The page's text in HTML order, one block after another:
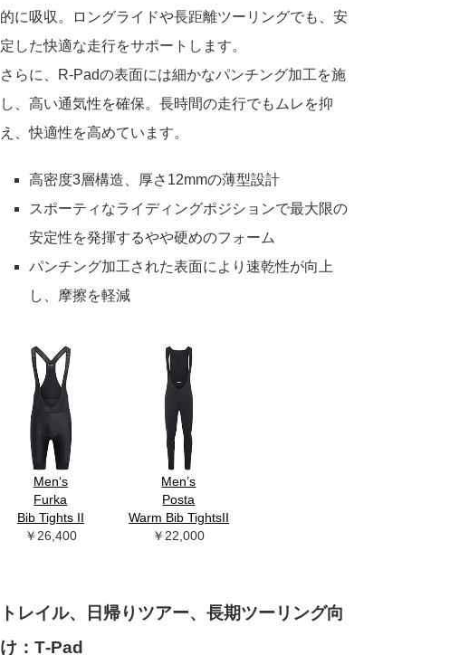
的に吸収。ロングライドや長距離ツーリングでも、安
定した快適な走行をサポートします。
さらに、R-Padの表面には細かなパンチング加工を施
し、高い通気性を確保。長時間の走行でもムレを抑
え、快適性を高めています。
高密度3層構造、厚さ12mmの薄型設計
スポーティなライディングポジションで最大限の
安定性を発揮するやや硬めのフォーム
パンチング加工された表面により速乾性が向上
し、摩擦を軽減
Men‘s
Furka
Bib Tights II
￥26,400
Men’s
Posta
Warm Bib TightsII
￥22,000
トレイル、日帰りツアー、長期ツーリング向
け：T‑Pad